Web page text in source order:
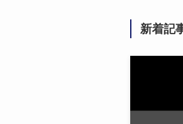
新着記